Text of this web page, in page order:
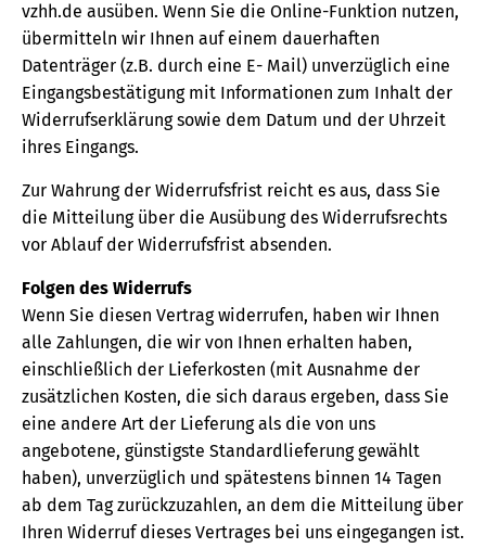
vzhh.de ausüben. Wenn Sie die Online-Funktion nutzen,
übermitteln wir Ihnen auf einem dauerhaften
Datenträger (z.B. durch eine E- Mail) unverzüglich eine
Eingangsbestätigung mit Informationen zum Inhalt der
Widerrufserklärung sowie dem Datum und der Uhrzeit
ihres Eingangs.
Zur Wahrung der Widerrufsfrist reicht es aus, dass Sie
die Mitteilung über die Ausübung des Widerrufsrechts
vor Ablauf der Widerrufsfrist absenden.
Folgen des Widerrufs
Wenn Sie diesen Vertrag widerrufen, haben wir Ihnen
alle Zahlungen, die wir von Ihnen erhalten haben,
einschließlich der Lieferkosten (mit Ausnahme der
zusätzlichen Kosten, die sich daraus ergeben, dass Sie
eine andere Art der Lieferung als die von uns
angebotene, günstigste Standardlieferung gewählt
haben), unverzüglich und spätestens binnen 14 Tagen
ab dem Tag zurückzuzahlen, an dem die Mitteilung über
Ihren Widerruf dieses Vertrages bei uns eingegangen ist.